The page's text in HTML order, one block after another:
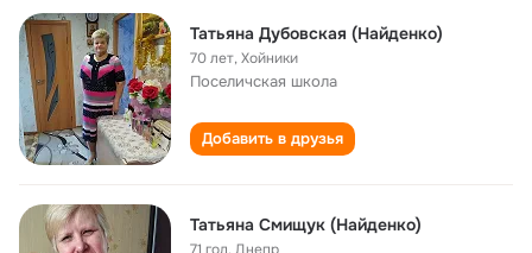
Татьяна Дубовская (Найденко)
70 лет,Хойники
Поселичская школа
Добавить в друзья
Татьяна Смищук (Найденко)